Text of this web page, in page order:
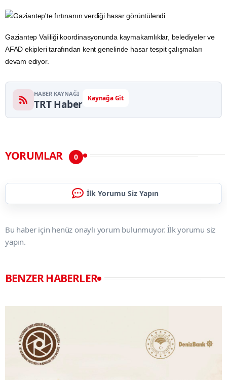
Gaziantep Valiliği koordinasyonunda kaymakamlıklar, belediyeler ve
AFAD ekipleri tarafından kent genelinde hasar tespit çalışmaları
devam ediyor.
HABER KAYNAĞI
TRT Haber Kaynağa Git
YORUMLAR 0
İlk Yorumu Siz Yapın
Bu haber için henüz onaylı yorum bulunmuyor. İlk yorumu siz
yapın.
BENZER HABERLER